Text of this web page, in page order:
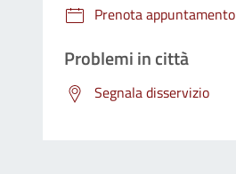
Prenota appuntamento
Problemi in città
Segnala disservizio